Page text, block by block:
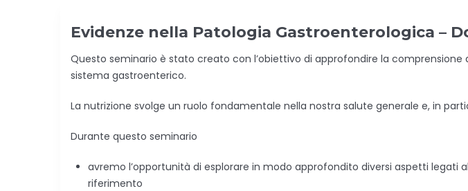
Evidenze nella Patologia Gastroenterologica –
Questo seminario è stato creato con l’obiettivo di approfondire la
sistema gastroenterico.
La nutrizione svolge un ruolo fondamentale nella nostra salute generale e, in
Durante questo seminario
avremo l’opportunità di esplorare in modo approfondito diversi aspetti
riferimento